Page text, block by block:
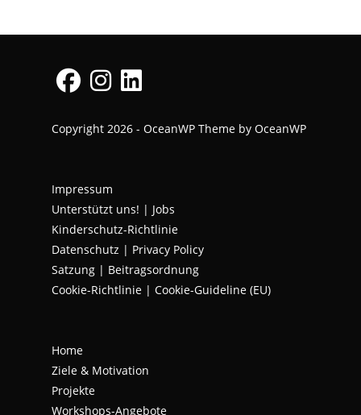
in
tab
in
tab
in
Copyright 2026 - OceanWP Theme by OceanWP
Impressum
Unterstützt uns! | Jobs
Kinderschutz-Richtlinie
Datenschutz | Privacy Policy
Satzung | Beitragsordnung
Cookie-Richtlinie | Cookie-Guideline (EU)
Home
Ziele & Motivation
Projekte
Workshops-Angebote